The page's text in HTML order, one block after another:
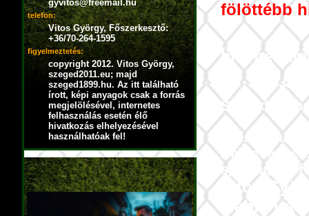
gyvitos@freemail.hu
telefon:
Vitos György, Főszerkesztő:
+36/70-264-1595
figyelmeztetés:
copyright 2012. Vitos György,
szeged2011.eu; majd
szeged1899.hu. Az itt található
írott, képi anyagok csak a forrás
megjelölésével, internetes
felhasználás esetén élő
hivatkozás elhelyezésével
használhatóak fel!
fölöttébb
Íme
Szegedi
Miért
sportága, a
Vitos
alábbi